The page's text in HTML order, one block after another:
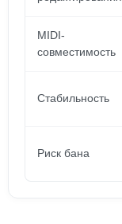
MIDI-
совместимость
Стабильность
Риск бана